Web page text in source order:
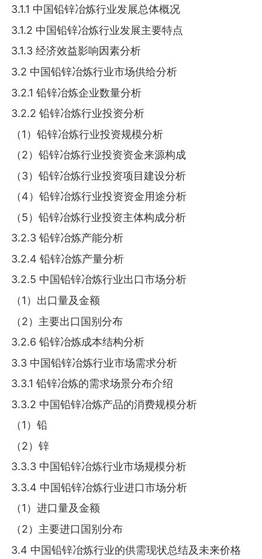
3.1.1 中国铅锌冶炼行业发展总体概况
3.1.2 中国铅锌冶炼行业发展主要特点
3.1.3 经济效益影响因素分析
3.2 中国铅锌冶炼行业市场供给分析
3.2.1 铅锌冶炼企业数量分析
3.2.2 铅锌冶炼行业投资分析
（1）铅锌冶炼行业投资规模分析
（2）铅锌冶炼行业投资资金来源构成
（3）铅锌冶炼行业投资项目建设分析
（4）铅锌冶炼行业投资资金用途分析
（5）铅锌冶炼行业投资主体构成分析
3.2.3 铅锌冶炼产能分析
3.2.4 铅锌冶炼产量分析
3.2.5 中国铅锌冶炼行业出口市场分析
（1）出口量及金额
（2）主要出口国别分布
3.2.6 铅锌冶炼成本结构分析
3.3 中国铅锌冶炼行业市场需求分析
3.3.1 铅锌冶炼的需求场景分布介绍
3.3.2 中国铅锌冶炼产品的消费规模分析
（1）铅
（2）锌
3.3.3 中国铅锌冶炼行业市场规模分析
3.3.4 中国铅锌冶炼行业进口市场分析
（1）进口量及金额
（2）主要进口国别分布
3.4 中国铅锌冶炼行业的供需现状总结及未来价格